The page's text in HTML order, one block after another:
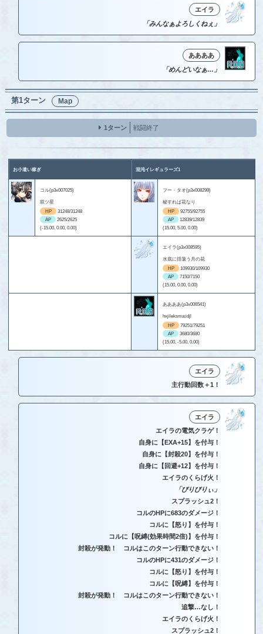
エイラ
「みんなぁよろしくねぇ」
ああああ
「めんどいなぁ…」
第1ターン Map
1ターン 戦闘終了
お小遣い稼ぎ 混沌イレギュラーズ1
コル(p3x007025)
双ツ星
HP
31248/31248
AP
2625/2625
(-15.00, 0.00, 0.00)
フー・タオ(p3x008299)
秘すれば花なり
HP
92755/92755
AP
12839/12839
(15.00, 5.00, 0.00)
エイラ(p3x008595)
水底に揺蕩う月の花
HP
109930/109930
AP
7150/7150
(15.00, 0.00, 0.00)
ああああ(p3x006541)
hxjileksma;idjl
HP
79251/79251
AP
3680/3680
(15.00, -5.00, 0.00)
エイラ
主行動回数＋1！
エイラ
エイラの電気クラゲ！
自身に【EXA+15】を付与！
自身に【封殺20】を付与！
自身に【回避+12】を付与！
エイラのくらげ火！
「びりびりぃ」
スプラッシュ2！
コルのHPに683のダメージ！
コルに【怒り】を付与！
コルに【呪縛(効果時間2倍)】を付与！
封殺が発動！ コルはこのターン行動できない！
コルのHPに431のダメージ！
コルに【怒り】を付与！
コルに【呪縛】を付与！
封殺が発動！ コルはこのターン行動できない！
追撃…なし！
エイラのくらげ火！
スプラッシュ2！